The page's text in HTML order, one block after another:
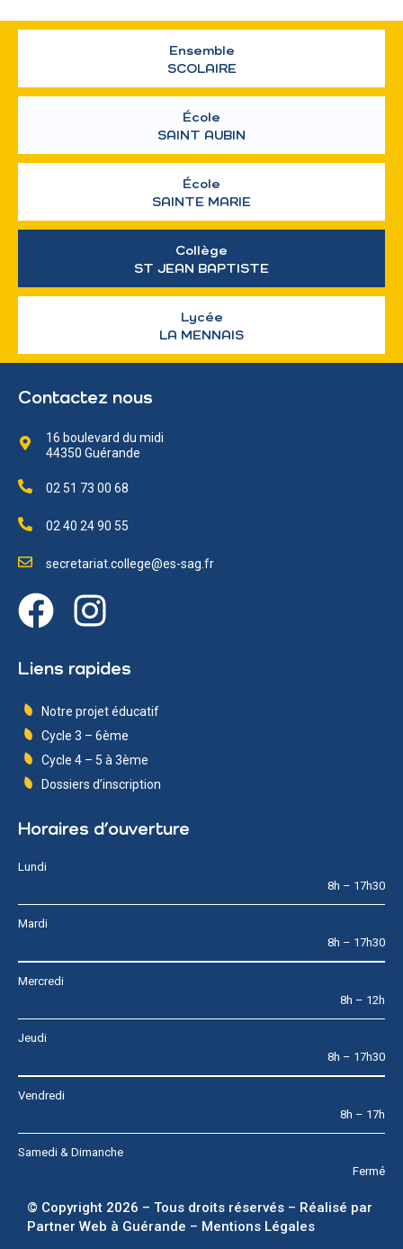
Ensemble
SCOLAIRE
École
SAINT AUBIN
École
SAINTE MARIE
Collège
ST JEAN BAPTISTE
Lycée
LA MENNAIS
Contactez nous
16 boulevard du midi
44350 Guérande
02 51 73 00 68
02 40 24 90 55
secretariat.college@es-sag.fr
Liens rapides
Notre projet éducatif
Cycle 3 – 6ème
Cycle 4 – 5 à 3ème
Dossiers d’inscription
Horaires d’ouverture
Lundi
8h – 17h30
Mardi
8h – 17h30
Mercredi
8h – 12h
Jeudi
8h – 17h30
Vendredi
8h – 17h
Samedi & Dimanche
Fermé
© Copyright 2026 – Tous droits réservés – Réalisé par
Partner Web à Guérande – Mentions Légales